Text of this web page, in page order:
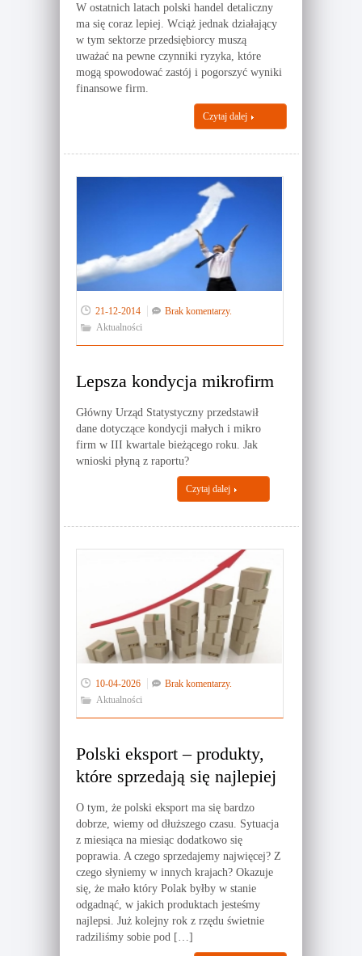
W ostatnich latach polski handel detaliczny
ma się coraz lepiej. Wciąż jednak działający
w tym sektorze przedsiębiorcy muszą
uważać na pewne czynniki ryzyka, które
mogą spowodować zastój i pogorszyć wyniki
finansowe firm.
Czytaj dalej
21-12-2014
Brak komentarzy.
Aktualności
Lepsza kondycja mikrofirm
Główny Urząd Statystyczny przedstawił
dane dotyczące kondycji małych i mikro
firm w III kwartale bieżącego roku. Jak
wnioski płyną z raportu?
Czytaj dalej
10-04-2026
Brak komentarzy.
Aktualności
Polski eksport – produkty,
które sprzedają się najlepiej
O tym, że polski eksport ma się bardzo
dobrze, wiemy od dłuższego czasu. Sytuacja
z miesiąca na miesiąc dodatkowo się
poprawia. A czego sprzedajemy najwięcej? Z
czego słyniemy w innych krajach? Okazuje
się, że mało który Polak byłby w stanie
odgadnąć, w jakich produktach jesteśmy
najlepsi. Już kolejny rok z rzędu świetnie
radziliśmy sobie pod […]